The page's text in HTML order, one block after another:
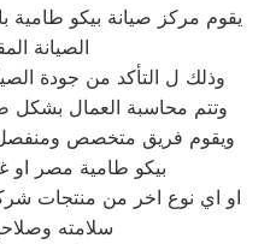
يقوم مركز صيانة بيكو طامية
الصيانة
وذلك ل التأكد من جودة
وتتم محاسبة العمال بشكل
ويقوم فريق متخصص ومنفصل
بيكو طامية مصر او
او اي نوع اخر من منتجات
سلامته